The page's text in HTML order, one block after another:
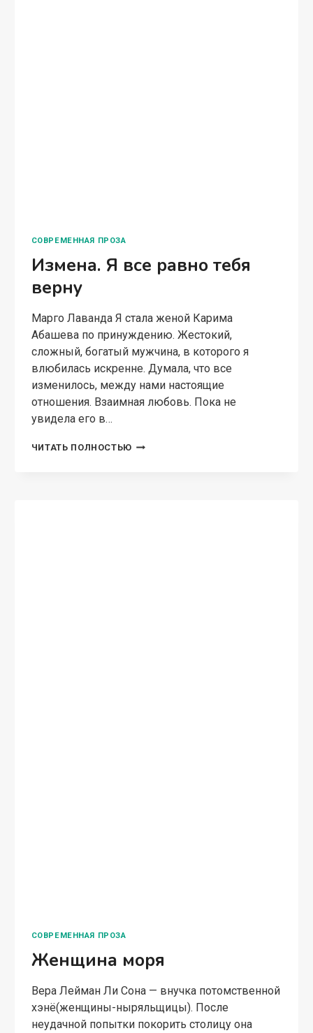
СОВРЕМЕННАЯ ПРОЗА
Измена. Я все равно тебя
верну
Марго Лаванда Я стала женой Карима
Абашева по принуждению. Жестокий,
сложный, богатый мужчина, в которого я
влюбилась искренне. Думала, что все
изменилось, между нами настоящие
отношения. Взаимная любовь. Пока не
увидела его в…
ЧИТАТЬ ПОЛНОСТЬЮ ИЗМЕНА.
СОВРЕМЕННАЯ ПРОЗА
Женщина моря
Вера Лейман Ли Сона — внучка потомственной
хэнё(женщины-ныряльщицы). После
неудачной попытки покорить столицу она